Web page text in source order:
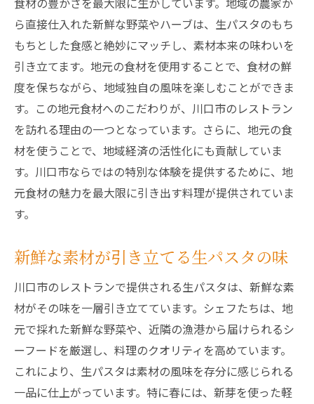
ら直接仕入れた新鮮な野菜やハーブは、生パスタのもち
もちとした食感と絶妙にマッチし、素材本来の味わいを
引き立てます。地元の食材を使用することで、食材の鮮
度を保ちながら、地域独自の風味を楽しむことができま
す。この地元食材へのこだわりが、川口市のレストラン
を訪れる理由の一つとなっています。さらに、地元の食
材を使うことで、地域経済の活性化にも貢献していま
す。川口市ならではの特別な体験を提供するために、地
元食材の魅力を最大限に引き出す料理が提供されていま
す。
新鮮な素材が引き立てる生パスタの味
川口市のレストランで提供される生パスタは、新鮮な素
材がその味を一層引き立てています。シェフたちは、地
元で採れた新鮮な野菜や、近隣の漁港から届けられるシ
ーフードを厳選し、料理のクオリティを高めています。
これにより、生パスタは素材の風味を存分に感じられる
一品に仕上がっています。特に春には、新芽を使った軽